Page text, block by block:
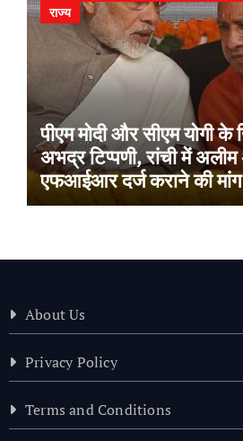
राज्य
पीएम मोदी और सीएम योगी
अभद्र टिप्पणी, रांची में
एफआईआर दर्ज कराने की मांग
About Us
Privacy Policy
Terms and Conditions